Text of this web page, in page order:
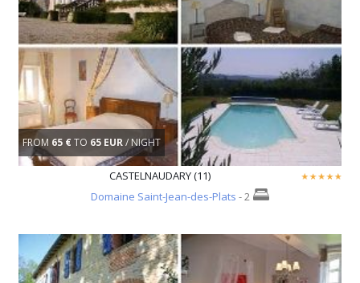
FROM 65 €TO 65 EUR/ NIGHT
CASTELNAUDARY (11)
Domaine Saint-Jean-des-Plats - 2